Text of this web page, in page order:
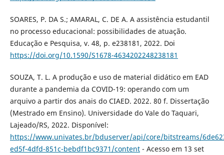
SOARES, P. DA S.; AMARAL, C. DE A. A assistência estudantil
no processo educacional: possibilidades de atuação.
Educação e Pesquisa, v. 48, p. e238181, 2022. Doi
https://doi.org/10.1590/S1678-4634202248238181
SOUZA, T. L. A produção e uso de material didático em EAD
durante a pandemia da COVID-19: operando com um
arquivo a partir dos anais do CIAED. 2022. 80 f. Dissertação
(Mestrado em Ensino). Universidade do Vale do Taquari,
Lajeado/RS, 2022. Disponível:
https://www.univates.br/bduserver/api/core/bitstreams/
ed5f-4dfd-851c-bebdf1bc9371/content- Acesso em 13 set